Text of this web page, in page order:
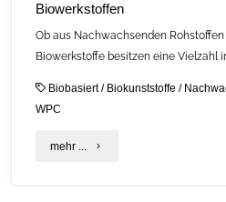
Biowerkstoffen
Ob aus Nachwachsenden
Biowerkstoffe besitzen eine Vielzahl
Biobasiert/ Biokunststoffe /
WPC
mehr ... "C.A.R.M.E.N.-